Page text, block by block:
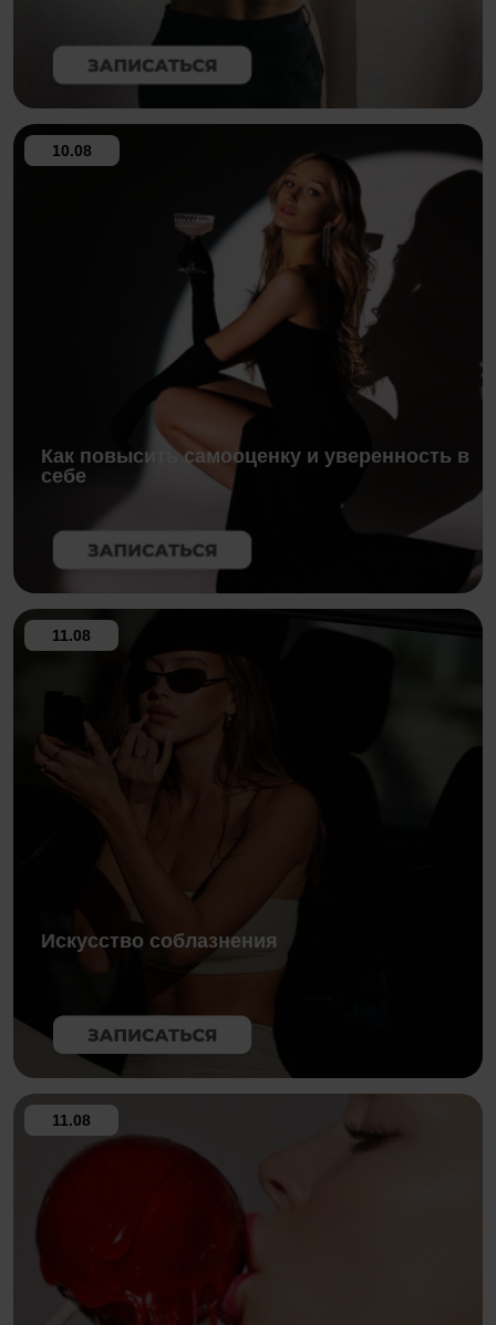
Как повысить самооценку и уверенность в
себе
10.08
Искусство соблазнения
11.08
11.08